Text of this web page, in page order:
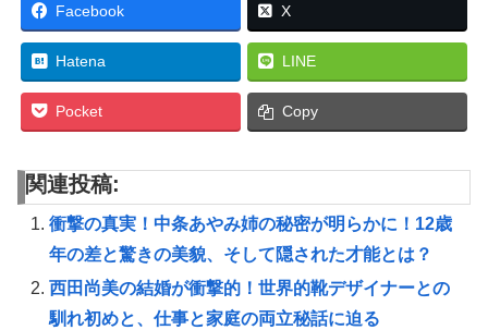
Facebook X
Hatena LINE
Pocket Copy
関連投稿:
衝撃の真実！中条あやみ姉の秘密が明らかに！12歳
年の差と驚きの美貌、そして隠された才能とは？
西田尚美の結婚が衝撃的！世界的靴デザイナーとの
馴れ初めと、仕事と家庭の両立秘話に迫る